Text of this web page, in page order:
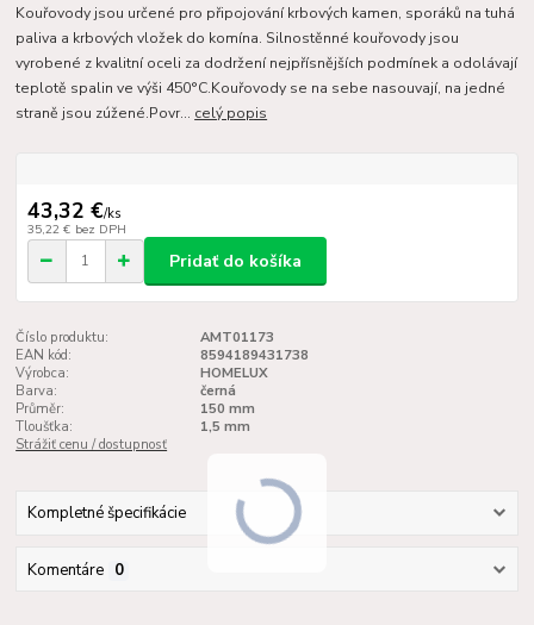
Kouřovody jsou určené pro připojování krbových kamen, sporáků na tuhá
paliva a krbových vložek do komína. Silnostěnné kouřovody jsou
vyrobené z kvalitní oceli za dodržení nejpřísnějších podmínek a odolávají
teplotě spalin ve výši 450°C.Kouřovody se na sebe nasouvají, na jedné
straně jsou zúžené.Povr... celý popis
43,32 €/ks
35,22 € bez DPH
Pridať do košíka
Číslo produktu:
AMT01173
EAN kód:
8594189431738
Výrobca:
HOMELUX
Barva:
černá
Průměr:
150 mm
Tloušťka:
1,5 mm
Strážiť cenu / dostupnosť
Kompletné špecifikácie
Komentáre 0